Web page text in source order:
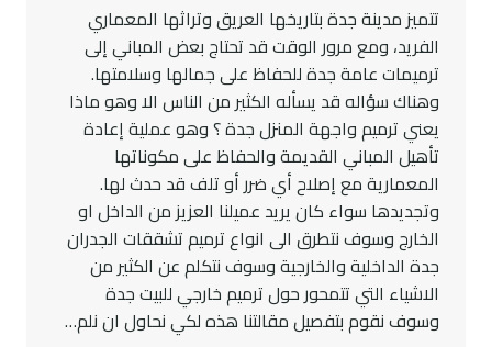
تتميز مدينة جدة بتاريخها العريق وتراثها المعماري
الفريد، ومع مرور الوقت قد تحتاج بعض المباني إلى
ترميمات عامة جدة للحفاظ على جمالها وسلامتها.
وهناك سؤاله قد يسأله الكثير من الناس الا وهو ماذا
يعني ترميم واجهة المنزل جدة ؟ وهو عملية إعادة
تأهيل المباني القديمة والحفاظ على مكوناتها
المعمارية مع إصلاح أي ضرر أو تلف قد حدث لها.
وتجديدها سواء كان يريد عميلنا العزيز من الداخل او
الخارج وسوف نتطرق الى انواع ترميم تشققات الجدران
جدة الداخلية والخارجية وسوف نتكلم عن الكثير من
الاشياء التي تتمحور حول ترميم خارجي للبيت جدة
وسوف نقوم بتفصيل مقالتنا هذه لكي نحاول ان نلم…